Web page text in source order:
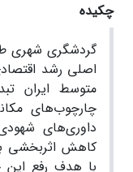
چکیده
گردشگری شهری
اصلی رشد
متوسط ایران
چارچوب‌های
داوری‌های
کاهش اثربخشی
با هدف رفع این